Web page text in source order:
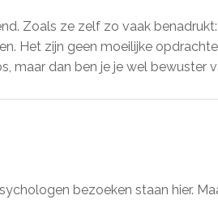
Zoals ze zelf zo vaak
Het zijn geen moeilijke
maar dan ben je je wel bewuster
bezoeken staan hier.